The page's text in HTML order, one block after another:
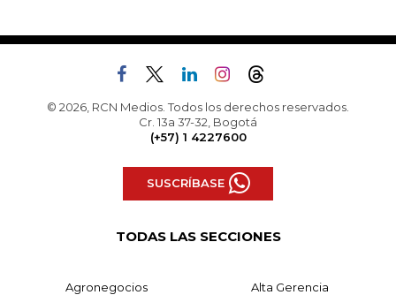
© 2026, RCN Medios. Todos los derechos reservados.
Cr. 13a 37-32, Bogotá
(+57) 1 4227600
SUSCRÍBASE
TODAS LAS SECCIONES
Agronegocios Alta Gerencia